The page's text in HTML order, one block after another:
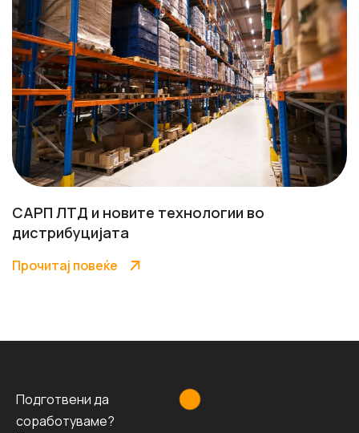
САРП ЛТД и новите технологии во
дистрибуцијата
Прочитај повеќе
Подготвенида
соработуваме?